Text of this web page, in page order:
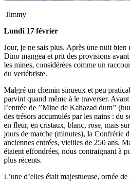
Jimmy
Lundi 17 février
Jour, je ne sais plus. Après une nuit
Dino mangea et prit des provisions
les mines, considérées comme un
du vertébriste.
Malgré un chemin sinueux et peu
parvint quand même à le traverser.
l’entrée de ’’Mine de Kahazad dum’’
des trésors accumulés par les nains : du
en fleur, en cristaux, blanc, rose, mais
jours de marche (minutes), la Confrérie
anciennes entrées, vieilles de 250 ans.
étaient effondrées, nous contraignant à
plus récents.
L’une d’elles était majestueuse, ornée